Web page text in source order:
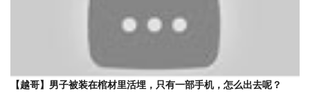
【越哥】男子被装在棺材里活埋，只有一部手机，怎么出去呢？